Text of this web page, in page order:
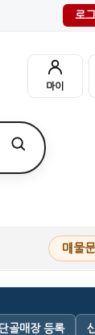
로
마이
매물
단골매장 등록